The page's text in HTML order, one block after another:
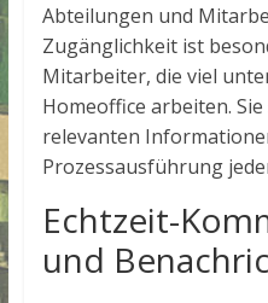
Abteilungen und
Zugänglichkeit ist
Mitarbeiter, die viel
Homeoffice arbeiten.
relevanten
Prozessausführung
Echtzeit-
und